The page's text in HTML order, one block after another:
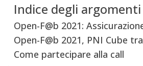
Indice degli argomenti
Open-F@b 2021:
Open-F@b 2021, PNI Cube
Come partecipare alla call